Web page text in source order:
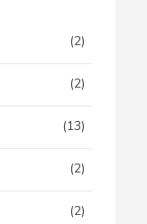
(2)
(2)
(13)
(2)
(2)